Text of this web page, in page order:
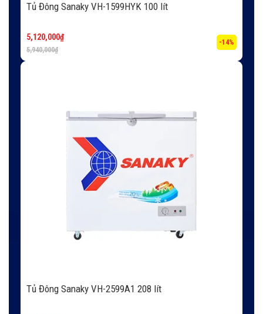
Tủ Đông Sanaky VH-1599HYK 100 lít
5,940,000₫
5,120,000₫
-14%
Tủ Đông Sanaky VH-2599A1 208 lít